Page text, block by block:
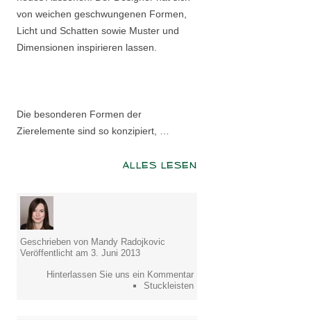
von weichen geschwungenen Formen,
Licht und Schatten sowie Muster und
Dimensionen inspirieren lassen.
Die besonderen Formen der
Zierelemente sind so konzipiert, …
ALLES LESEN
Geschrieben von Mandy Radojkovic
Veröffentlicht am 3. Juni 2013
Hinterlassen Sie uns ein Kommentar
Stuckleisten